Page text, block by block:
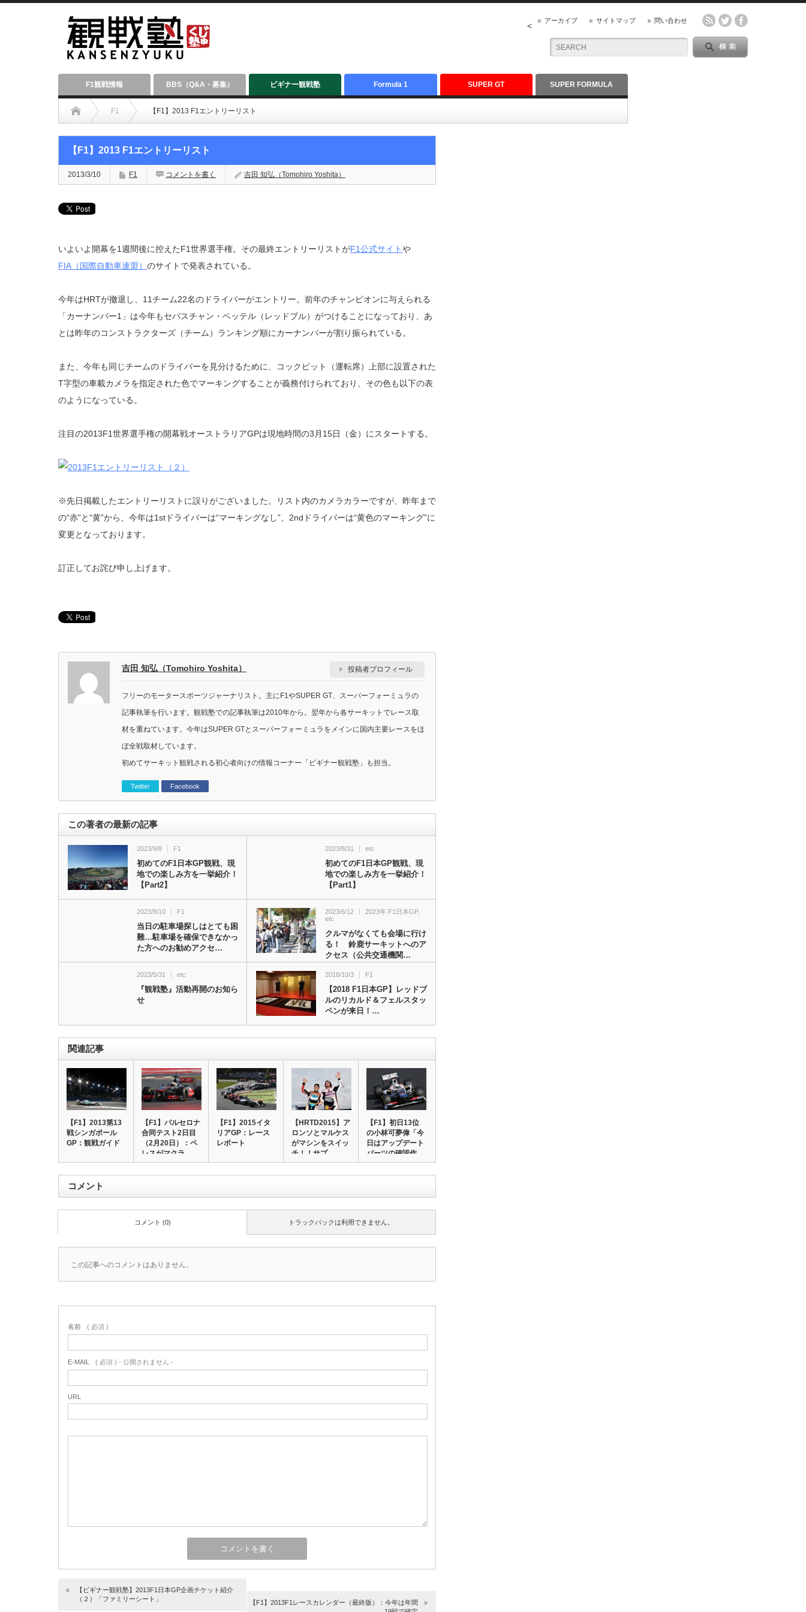
アーカイブ サイトマップ 問い合わせ
<
F1観戦情報 BBS（Q&A・募集） ビギナー観戦塾 Formula 1 SUPER GT SUPER FORMULA
F1 【F1】2013 F1エントリーリスト
【F1】2013 F1エントリーリスト
2013/3/10 F1 コメントを書く 吉田 知弘（Tomohiro Yoshita）
いよいよ開幕を1週間後に控えたF1世界選手権。その最終エントリーリストがF1公式サイトや
FIA（国際自動車連盟） のサイトで発表されている。
今年はHRTが撤退し、11チーム22名のドライバーがエントリー。前年のチャンピオンに与えられる
「カーナンバー1」は今年もセバスチャン・ベッテル（レッドブル）がつけることになっており、あ
とは昨年のコンストラクターズ（チーム）ランキング順にカーナンバーが割り振られている。
また、今年も同じチームのドライバーを見分けるために、コックピット（運転席）上部に設置された
T字型の車載カメラを指定された色でマーキングすることが義務付けられており、その色も以下の表
のようになっている。
注目の2013F1世界選手権の開幕戦オーストラリアGPは現地時間の3月15日（金）にスタートする。
※先日掲載したエントリーリストに誤りがございました。リスト内のカメラカラーですが、昨年まで
の“赤”と“黄”から、今年は1stドライバーは“マーキングなし”、2ndドライバーは“黄色のマーキング”に
変更となっております。
訂正してお詫び申し上げます。
吉田 知弘（Tomohiro Yoshita） 投稿者プロフィール
フリーのモータースポーツジャーナリスト。主にF1やSUPER GT、スーパーフォーミュラの
記事執筆を行います。観戦塾での記事執筆は2010年から。翌年から各サーキットでレース取
材を重ねています。今年はSUPER GTとスーパーフォーミュラをメインに国内主要レースをほ
ぼ全戦取材しています。
初めてサーキット観戦される初心者向けの情報コーナー「ビギナー観戦塾」も担当。
Twitter Facebook
この著者の最新の記事
2023/9/8 F1
初めてのF1日本GP観戦、現
地での楽しみ方を一挙紹介！
【Part2】
2023/8/31 etc
初めてのF1日本GP観戦、現
地での楽しみ方を一挙紹介！
【Part1】
2023/8/10 F1
当日の駐車場探しはとても困
難…駐車場を確保できなかっ
た方へのお勧めアクセ…
2023/6/12 2023年 F1日本GP,
etc
クルマがなくても会場に行け
る！ 鈴鹿サーキットへのア
クセス（公共交通機関…
2023/5/31 etc
『観戦塾』活動再開のお知ら
せ
2018/10/3 F1
【2018 F1日本GP】レッドブ
ルのリカルド＆フェルスタッ
ペンが来日！…
関連記事
【F1】2013第13
戦シンガポール
GP：観戦ガイド
【F1】バルセロナ
合同テスト2日目
（2月20日）：ペ
レスがマクラ…
【F1】2015イタ
リアGP：レース
レポート
【HRTD2015】ア
ロンソとマルケス
がマシンをスイッ
チ！！サプ…
【F1】初日13位
の小林可夢偉「今
日はアップデート
パーツの確認作…
コメント
トラックバックは利用できません。
コメント (0)
この記事へのコメントはありません。
名前 ( 必須 )
E-MAIL ( 必須 ) - 公開されません -
URL
【ビギナー観戦塾】2013F1日本GP企画チケット紹介
（２）「ファミリーシート」
【F1】2013F1レースカレンダー（最終版）：今年は年間